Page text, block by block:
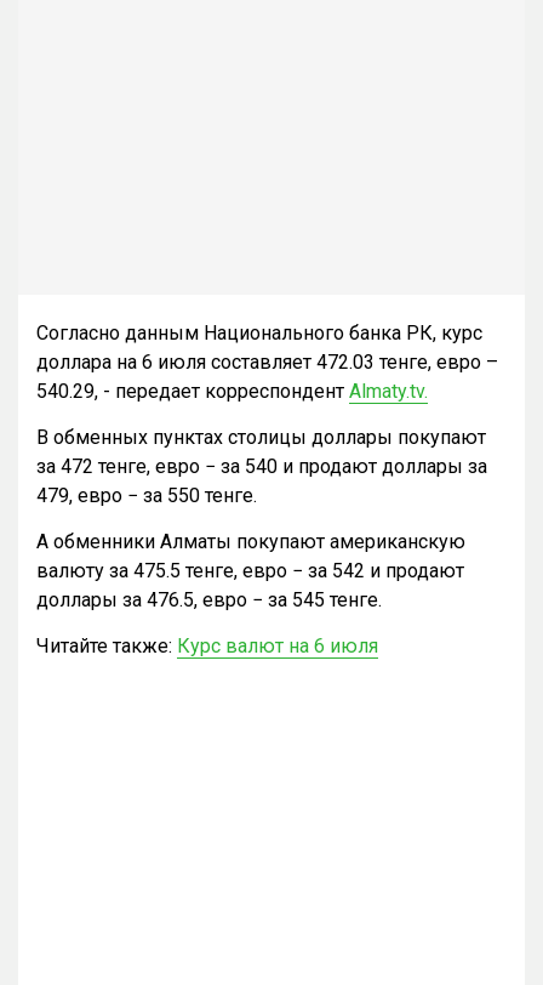
Согласно данным Национального банка РК, курс
доллара на 6 июля составляет 472.03 тенге, евро –
540.29, - передает корреспондент Almaty.tv.
В обменных пунктах столицы доллары покупают
за 472 тенге, евро − за 540 и продают доллары за
479, евро − за 550 тенге.
А обменники Алматы покупают американскую
валюту за 475.5 тенге, евро − за 542 и продают
доллары за 476.5, евро − за 545 тенге.
Читайте также: Курс валют на 6 июля